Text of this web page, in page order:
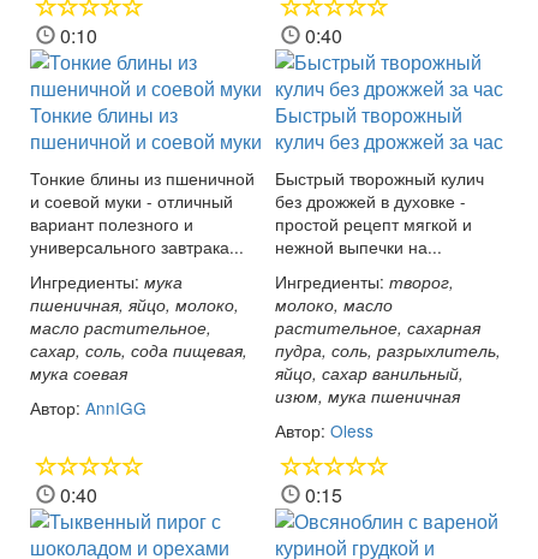
0:10
Тонкие блины из
пшеничной и соевой муки
Тонкие блины из пшеничной
и соевой муки - отличный
вариант полезного и
универсального завтрака...
Ингредиенты: мука
пшеничная, яйцо, молоко,
масло растительное,
сахар, соль, сода пищевая,
мука соевая
Автор: AnnIGG
0:40
Быстрый творожный
кулич без дрожжей за час
Быстрый творожный кулич
без дрожжей в духовке -
простой рецепт мягкой и
нежной выпечки на...
Ингредиенты: творог,
молоко, масло
растительное, сахарная
пудра, соль, разрыхлитель,
яйцо, сахар ванильный,
изюм, мука пшеничная
Автор: Oless
0:40 0:15